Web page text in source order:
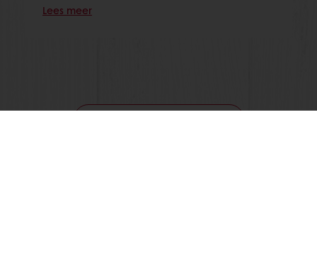
Lees meer